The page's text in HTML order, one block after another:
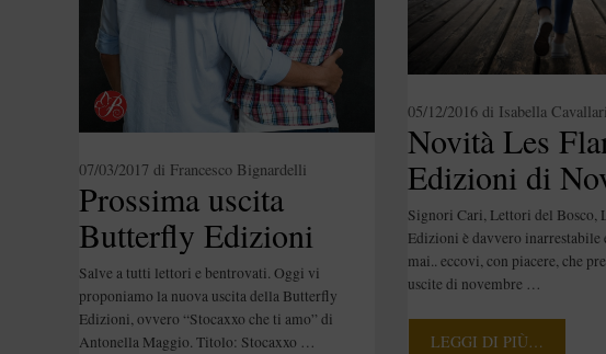
Prossima uscita
Butterfly Edizioni
07/03/2017 di Francesco Bignardelli
Salve a tutti lettori e bentrovati. Oggi vi
proponiamo la nuova uscita della Butterfly
Edizioni, ovvero “Stocaxxo che ti amo” di
Antonella Maggio. Titolo: Stocaxxo …
Novità Les
Edizioni di
2016
05/12/2016 di Isabella Cavallari
Signori Cari, Lettori del Bosco,
Edizioni è davvero inarrestabile
mai.. eccovi, con piacere, che
uscite di novembre …
LEGGI DI PIÙ…